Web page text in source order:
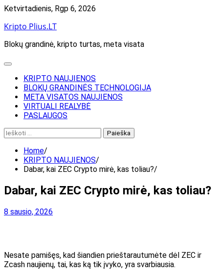
Skip
content
Ketvirtadienis, Rgp 6, 2026
Kripto Plius.LT
Blokų grandinė, kripto turtas, meta visata
KRIPTO NAUJIENOS
BLOKŲ GRANDINĖS TECHNOLOGIJA
META VISATOS NAUJIENOS
VIRTUALI REALYBĖ
PASLAUGOS
Ieškoti:
Home
KRIPTO NAUJIENOS
Dabar, kai ZEC Crypto mirė, kas toliau?
Dabar, kai ZEC Crypto mirė, kas toliau?
8 sausio, 2026
Nesate pamišęs, kad šiandien prieštarautumėte dėl ZEC ir
Zcash naujienų, tai, kas ką tik įvyko, yra svarbiausia.